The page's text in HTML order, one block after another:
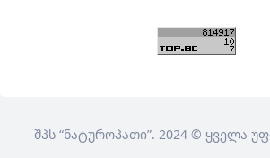
შპს “ნატუროპათი”. 2024 © ყველა